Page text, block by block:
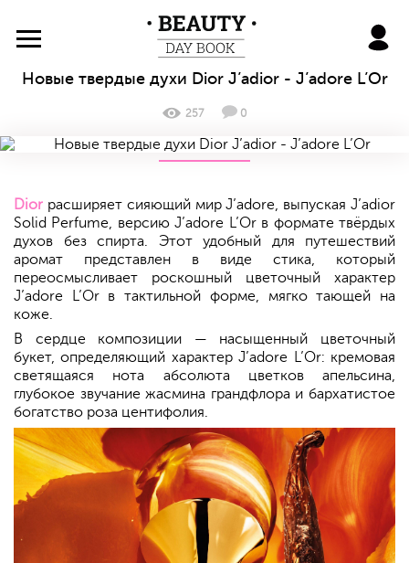
BeautyDayBook
Новые твердые духи Dior J’adior - J’adore L’Or
257 0
Dior расширяет сияющий мир J’adore, выпуская J’adior
Solid Perfume, версию J’adore L’Or в формате твёрдых
духов без спирта. Этот удобный для путешествий
аромат представлен в виде стика, который
переосмысливает роскошный цветочный характер
J’adore L’Or в тактильной форме, мягко тающей на
коже.
В сердце композиции — насыщенный цветочный
букет, определяющий характер J’adore L’Or: кремовая
светящаяся нота абсолюта цветков апельсина,
глубокое звучание жасмина грандфлора и бархатистое
богатство роза центифолия.